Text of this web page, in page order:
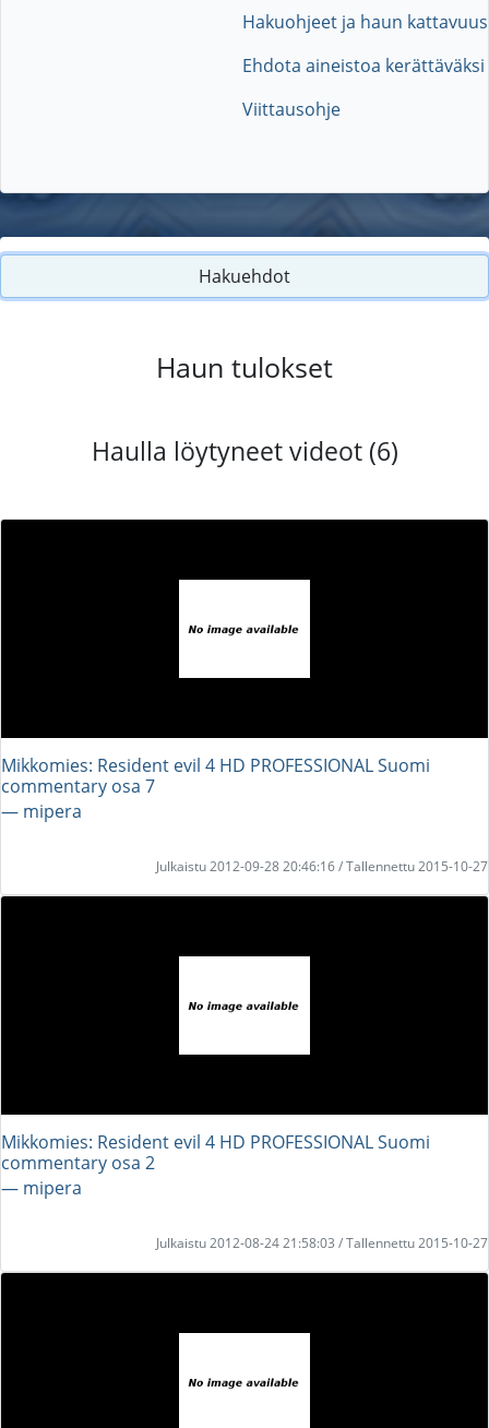
Hakuohjeet ja haun kattavuus
Ehdota aineistoa kerättäväksi
Viittausohje
Hakuehdot
Haun tulokset
Haulla löytyneet videot (6)
Mikkomies: Resident evil 4 HD PROFESSIONAL Suomi
commentary osa 7
― mipera
Julkaistu 2012-09-28 20:46:16 / Tallennettu 2015-10-27
Mikkomies: Resident evil 4 HD PROFESSIONAL Suomi
commentary osa 2
― mipera
Julkaistu 2012-08-24 21:58:03 / Tallennettu 2015-10-27